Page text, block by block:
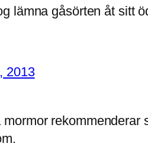
lämna gåsörten åt sitt
2013
mormor rekommenderar